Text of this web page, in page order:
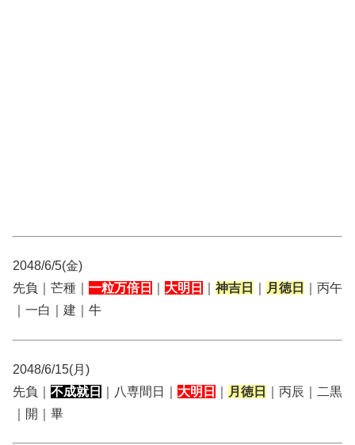
2048/6/5(金)
先負｜芒種｜ 一粒万倍日 大明日 神吉日 月徳日
｜丙午
｜一白｜建｜牛
2048/6/15(月)
先負｜ 不成就日 ｜八専間日｜ 大明日 月徳日
｜丙辰｜二黒
｜開｜畢